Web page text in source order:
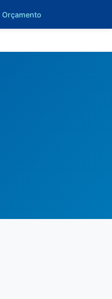
Orçamento